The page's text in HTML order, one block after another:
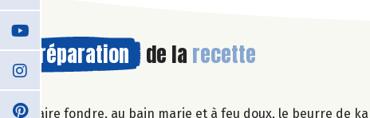
Préparation de la recette
Faire fondre, au bain marie et à feu doux, le beurre de